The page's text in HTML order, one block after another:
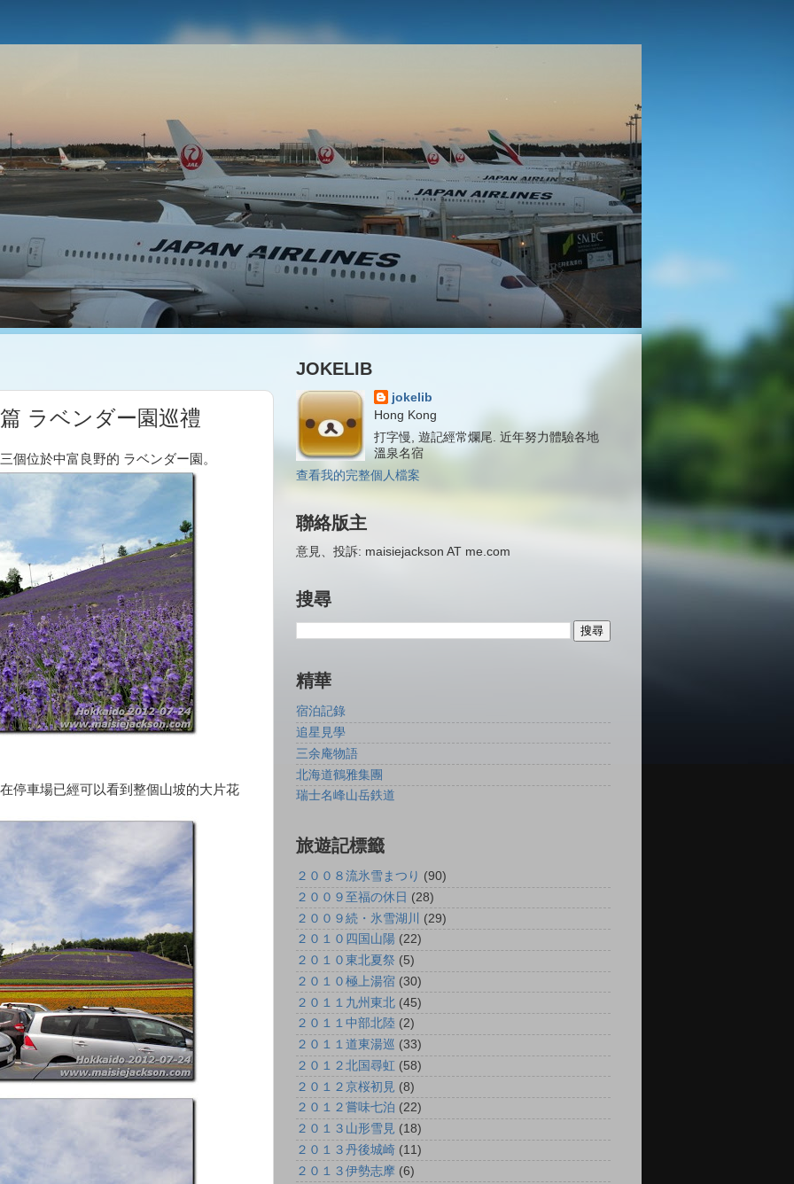
ラベンダー園巡禮
個位於中富良野的 ラベンダー園。
停車場已經可以看到整個山坡的大片花
JOKELIB
jokelib
Hong Kong
打字慢, 遊記經常爛尾. 近年努力體驗各地
溫泉名宿
查看我的完整個人檔案
聯絡版主
意見、投訴: maisiejackson AT me.com
搜尋
精華
宿泊記錄
追星見學
三余庵物語
北海道鶴雅集團
瑞士名峰山岳鉄道
旅遊記標籤
２００８流氷雪まつり (90)
２００９至福の休日 (28)
２００９続・氷雪湖川
(29)
２０１０四国山陽 (22)
２０１０東北夏祭 (5)
２０１０極上湯宿 (30)
２０１１九州東北 (45)
２０１１中部北陸 (2)
２０１１道東湯巡 (33)
２０１２北国尋虹 (58)
２０１２京桜初見 (8)
２０１２嘗味七泊 (22)
２０１３山形雪見 (18)
２０１３丹後城崎 (11)
２０１３伊勢志摩 (6)